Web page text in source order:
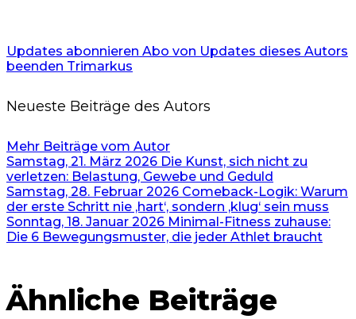
Updates abonnieren Abo von Updates dieses Autors
beenden Trimarkus
Neueste Beiträge des Autors
Mehr Beiträge vom Autor
Samstag, 21. März 2026 Die Kunst, sich nicht zu
verletzen: Belastung, Gewebe und Geduld
Samstag, 28. Februar 2026 Comeback-Logik: Warum
der erste Schritt nie ‚hart‘, sondern ‚klug‘ sein muss
Sonntag, 18. Januar 2026 Minimal-Fitness zuhause:
Die 6 Bewegungsmuster, die jeder Athlet braucht
Ähnliche Beiträge